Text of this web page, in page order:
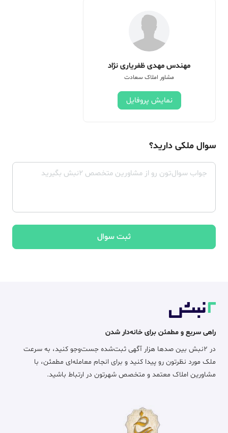
مهندس مهدی ظفریاری نژاد
مشاور املاک سعادت
نمایش پروفایل
سوال ملکی دارید؟
ثبت سوال
راهی سریع و مطمئن برای خانه‌دار شدن
در ۲نبش بین صدها هزار آگهی ثبت‌شده جست‌وجو کنید، به سرعت
ملک مورد نظرتون رو پیدا کنید و برای انجام معامله‌ای مطمئن، با
مشاورین املاک معتمد و متخصص شهرتون در ارتباط باشید.